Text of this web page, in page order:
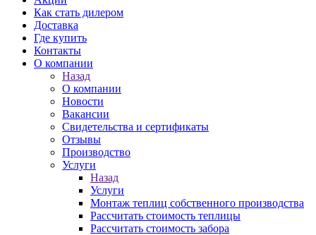
Как стать дилером
Доставка
Где купить
Контакты
О компании
Назад
О компании
Новости
Вакансии
Свидетельства и сертификаты
Отзывы
Производство
Услуги
Назад
Услуги
Монтаж теплиц собственного производства
Рассчитать стоимость теплицы
Рассчитать стоимость забора